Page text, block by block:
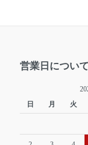
営業日について
日
月 火